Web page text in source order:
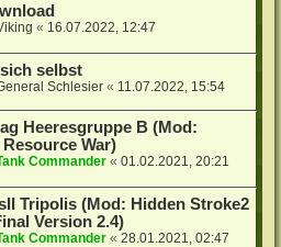
« 16.07.2022, 12:47
selbst
Schlesier « 11.07.2022, 15:54
Heeresgruppe B (Mod:
War)
Commander «01.02.2021, 20:21
Tripolis (Mod: Hidden Stroke2
Version 2.4)
Commander «28.01.2021, 02:47